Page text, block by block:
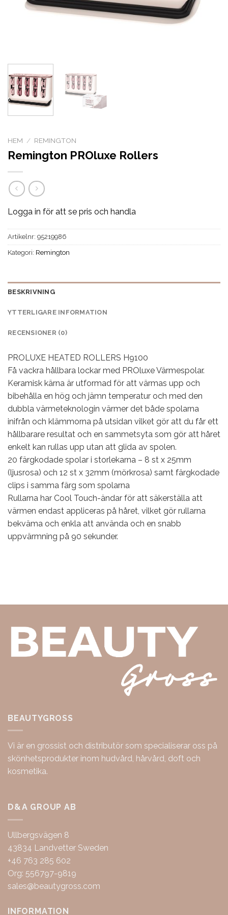
HEM / REMINGTON
Remington PROluxe Rollers
Logga in för att se pris och handla
Artikelnr: 95219986
Kategori: Remington
BESKRIVNING
YTTERLIGARE INFORMATION
RECENSIONER (0)
PROLUXE HEATED ROLLERS H9100
Få vackra hållbara lockar med PROluxe Värmespolar.
Keramisk kärna är utformad för att värmas upp och
bibehålla en hög och jämn temperatur och med den
dubbla värmeteknologin värmer det både spolarna
inifrån och klämmorna på utsidan vilket gör att du får ett
hållbarare resultat och en sammetsyta som gör att håret
enkelt kan rullas upp utan att glida av spolen.
20 färgkodade spolar i storlekarna – 8 st x 25mm
(ljusrosa) och 12 st x 32mm (mörkrosa) samt färgkodade
clips i samma färg som spolarna
Rullarna har Cool Touch-ändar för att säkerställa att
värmen endast appliceras på håret, vilket gör rullarna
bekväma och enkla att använda och en snabb
uppvärmning på 90 sekunder.
BEAUTYGROSS
Vi är en grossist och distributör som specialiserar oss på
skönhetsprodukter inom hudvård, hårvård, doft och
kosmetika.
D&A GROUP AB
Ullbergsvägen 8
43834 Landvetter Sweden
+46 763 285 602
Org: 556797-9819
sales@beautygross.com
INFORMATION